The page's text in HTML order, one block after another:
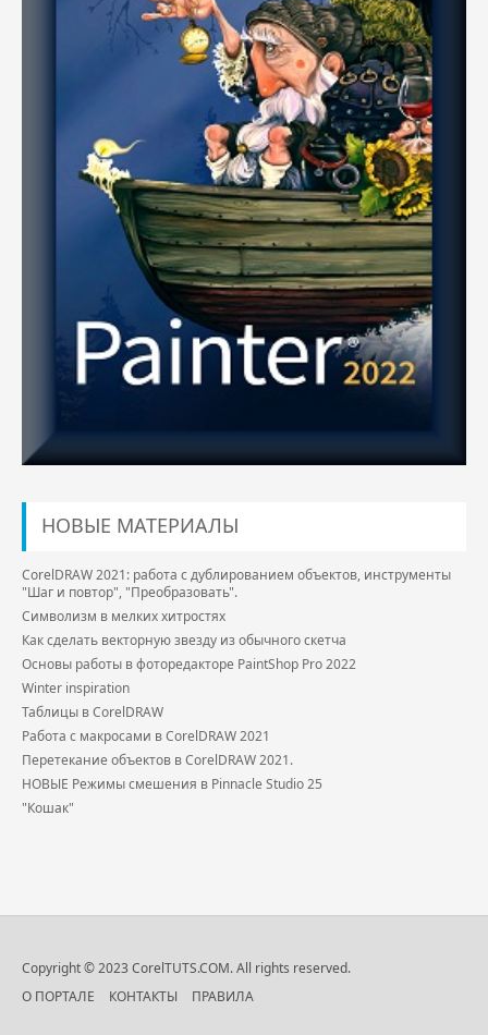
НОВЫЕ МАТЕРИАЛЫ
CorelDRAW 2021: работа с дублированием объектов, инструменты
"Шаг и повтор", "Преобразовать".
Символизм в мелких хитростях
Как сделать векторную звезду из обычного скетча
Основы работы в фоторедакторе PaintShop Pro 2022
Winter inspiration
Таблицы в CorelDRAW
Работа с макросами в CorelDRAW 2021
Перетекание объектов в CorelDRAW 2021.
НОВЫЕ Режимы смешения в Pinnacle Studio 25
"Кошак"
Copyright © 2023 CorelTUTS.COM. All rights reserved.
О ПОРТАЛЕ
КОНТАКТЫ ПРАВИЛА